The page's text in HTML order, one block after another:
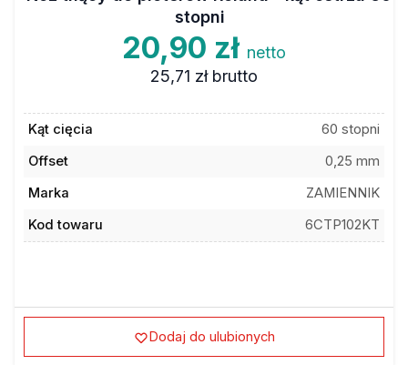
stopni
20,90 zł netto
25,71 zł brutto
Kąt cięcia
60 stopni
Offset
0,25 mm
Marka
ZAMIENNIK
Kod towaru
6CTP102KT
Dodaj do ulubionych